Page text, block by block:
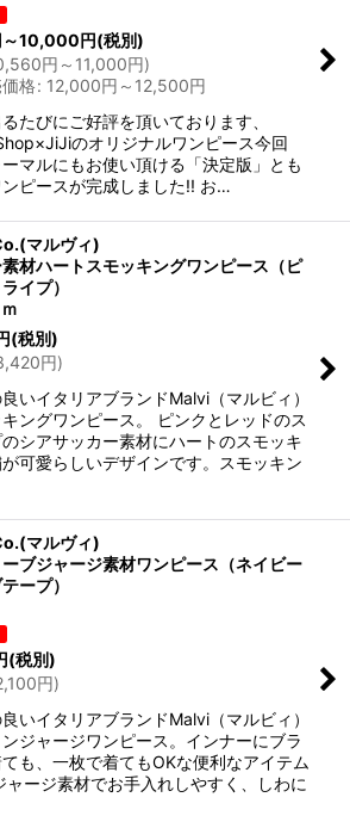
～10,000円(税別)
円 ～11,000円)
格: 12,000円 ～12,500円
たびにご好評を頂いております、
のオリジナルワンピース今回
マルにもお使い頂ける「決定版」とも
ピースが完成しました!! お…
マルヴィ)
材ハートスモッキングワンピース（ピ
イプ）
(税別)
円)
いイタリアブランドMalvi（マルビィ）
ングワンピース。 ピンクとレッドのス
のシアサッカー素材にハートのスモッキ
可愛らしいデザインです。スモッキン
マルヴィ)
ーブジャージ素材ワンピース（ネイビー
ープ）
(税別)
円)
いイタリアブランドMalvi（マルビィ）
ジャージワンピース。インナーにブラ
も、一枚で着てもOKな便利なアイテム
ャージ素材でお手入れしやすく、しわに